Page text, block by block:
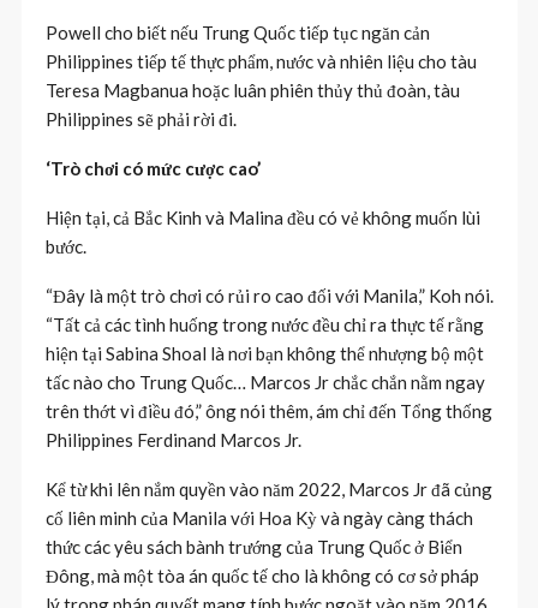
Powell cho biết nếu Trung Quốc tiếp tục ngăn cản
Philippines tiếp tế thực phẩm, nước và nhiên liệu cho tàu
Teresa Magbanua hoặc luân phiên thủy thủ đoàn, tàu
Philippines sẽ phải rời đi.
‘Trò chơi có mức cược cao’
Hiện tại, cả Bắc Kinh và Malina đều có vẻ không muốn lùi
bước.
“Đây là một trò chơi có rủi ro cao đối với Manila,” Koh nói.
“Tất cả các tình huống trong nước đều chỉ ra thực tế rằng
hiện tại Sabina Shoal là nơi bạn không thể nhượng bộ một
tấc nào cho Trung Quốc… Marcos Jr chắc chắn nằm ngay
trên thớt vì điều đó,” ông nói thêm, ám chỉ đến Tổng thống
Philippines Ferdinand Marcos Jr.
Kể từ khi lên nắm quyền vào năm 2022, Marcos Jr đã củng
cố liên minh của Manila với Hoa Kỳ và ngày càng thách
thức các yêu sách bành trướng của Trung Quốc ở Biển
Đông, mà một tòa án quốc tế cho là không có cơ sở pháp